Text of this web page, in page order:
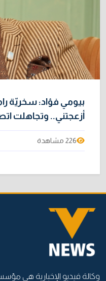
بيومي فؤاد: سخريّة
أزعجتني.. وتجاهلت
226 مشاهدة
وكالة فيديو الإخبارية هي